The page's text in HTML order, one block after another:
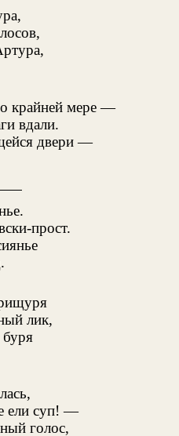
крайней мере —
вдали.
двери —
прост.
лик,
буря
ели суп! —
голос,